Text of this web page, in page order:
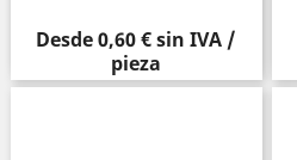
Precio
Desde0,60 €sin IVA /
pieza